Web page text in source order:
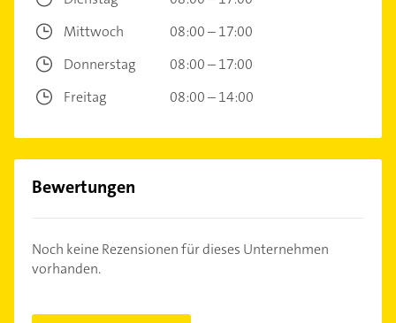
Mittwoch
08:00 – 17:00
Donnerstag
08:00 – 17:00
Freitag
08:00 – 14:00
Bewertungen
Noch keine Rezensionen für dieses Unternehmen
vorhanden.